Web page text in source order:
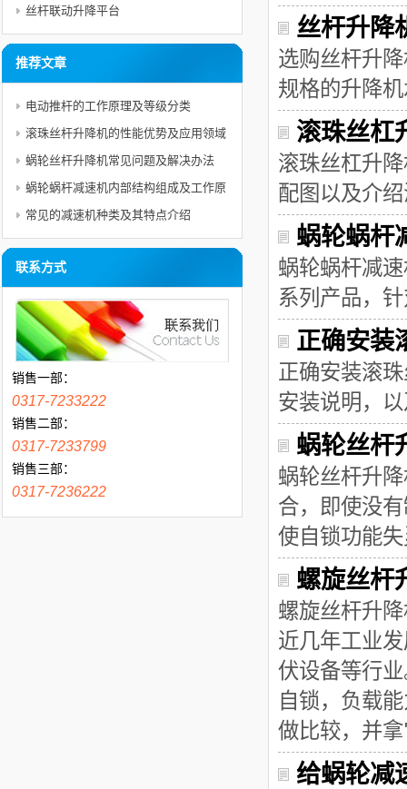
丝杆升降
选购丝杆升
规格的升降
滚珠丝杠
滚珠丝杠升
配图以及介
蜗轮蜗杆
蜗轮蜗杆减
系列产品，
正确安装
正确安装滚
安装说明，
蜗轮丝杆
蜗轮丝杆升
合，即使没
使自锁功能
螺旋丝杆
螺旋丝杆升
近几年工业
伏设备等行
自锁，负载
做比较，并
给蜗轮减
丝杆联动升降平台
推荐文章
电动推杆的工作原理及等级分类
滚珠丝杆升降机的性能优势及应用领域
蜗轮丝杆升降机常见问题及解决办法
蜗轮蜗杆减速机内部结构组成及工作原
理分析
常见的减速机种类及其特点介绍
联系方式
销售一部：
0317-7233222
销售二部：
0317-7233799
销售三部：
0317-7236222